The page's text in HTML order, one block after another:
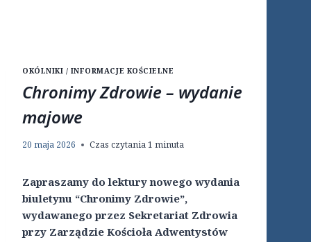
OKÓLNIKI / INFORMACJE KOŚCIELNE
Chronimy Zdrowie – wydanie
majowe
20 maja 2026 Czas czytania1 minuta
Zapraszamy do lektury nowego wydania
biuletynu “Chronimy Zdrowie”,
wydawanego przez Sekretariat Zdrowia
przy Zarządzie Kościoła Adwentystów